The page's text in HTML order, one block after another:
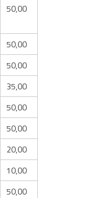
50,00
50,00
50,00
35,00
50,00
50,00
20,00
10,00
50,00